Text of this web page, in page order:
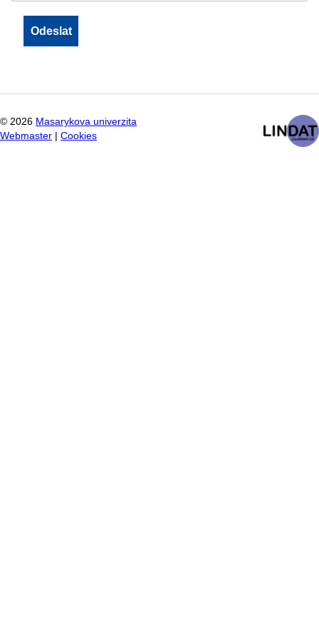
© 2026 Masarykova univerzita
Webmaster
Cookies